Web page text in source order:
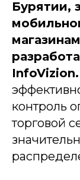
Бурятии,
InfoVizion.
контроль
торговой